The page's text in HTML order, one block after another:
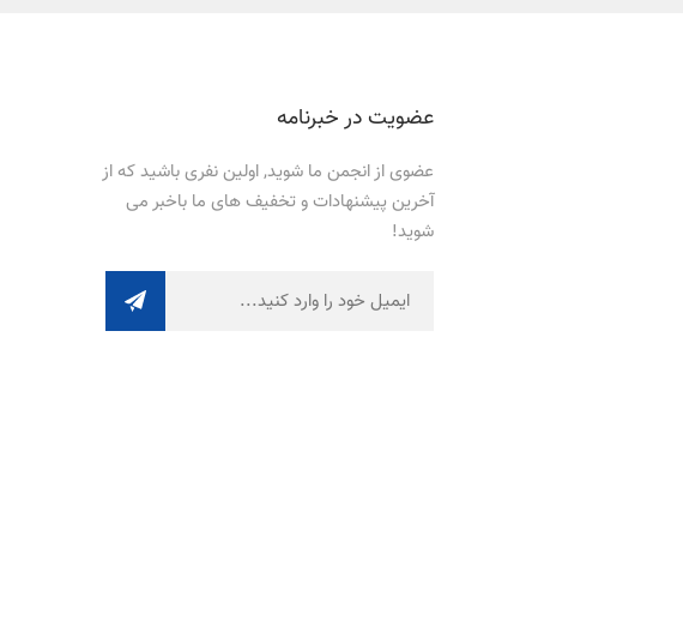
عضویت در خبرنامه
عضوی از انجمن ما شوید, اولین نفری باشید که از
آخرین پیشنهادات و تخفیف های ما باخبر می
شوید!